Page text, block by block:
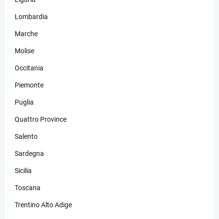
Lombardia
Marche
Molise
Occitania
Piemonte
Puglia
Quattro Province
Salento
Sardegna
Sicilia
Toscana
Trentino Alto Adige